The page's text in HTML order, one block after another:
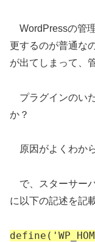
WordPressの管
更するのが普通な
が出てしまって、
プラグインのい
か？
原因がよくわから
で、スターサー
に以下の記述を記